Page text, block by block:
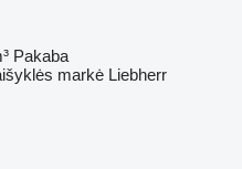
Pakaba
markė Liebherr